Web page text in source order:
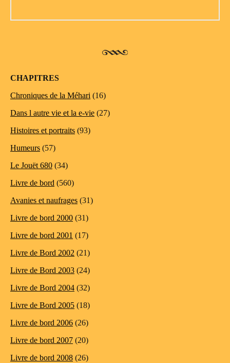
CHAPITRES
Chroniques de la Méhari (16)
Dans l autre vie et la e-vie (27)
Histoires et portraits (93)
Humeurs (57)
Le Jouët 680 (34)
Livre de bord (560)
Avanies et naufrages (31)
Livre de bord 2000 (31)
Livre de bord 2001 (17)
Livre de Bord 2002 (21)
Livre de Bord 2003 (24)
Livre de Bord 2004 (32)
Livre de Bord 2005 (18)
Livre de bord 2006 (26)
Livre de bord 2007 (20)
Livre de bord 2008 (26)